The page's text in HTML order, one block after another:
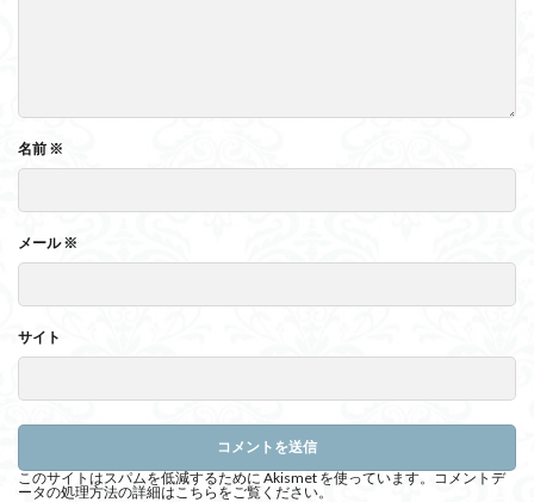
名前 ※
メール※
サイト
このサイトはスパムを低減するために Akismet を使っています。 コメントデ
ータの処理方法の詳細はこちらをご覧ください。